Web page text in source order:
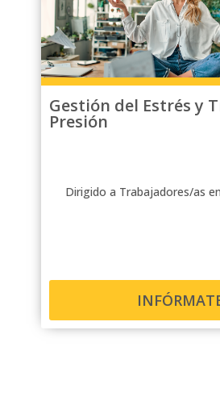
Gestión del Estrés y
Presión
Dirigido a Trabajadores/as